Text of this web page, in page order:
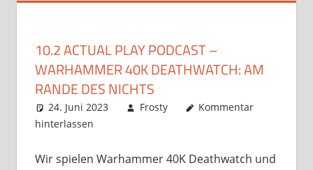
10.2 ACTUAL PLAY PODCAST –
WARHAMMER 40K DEATHWATCH: AM
RANDE DES NICHTS
24. Juni 2023 Frosty
Kommentar
hinterlassen
Wir spielen Warhammer 40K Deathwatch und